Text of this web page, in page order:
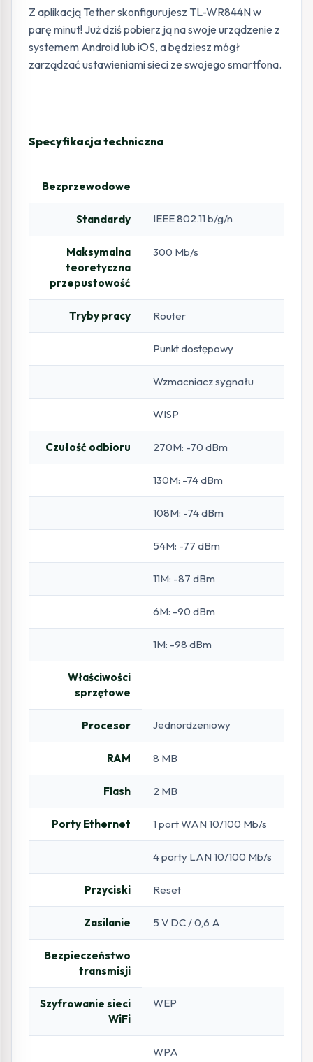
Z aplikacją Tether skonfigurujesz TL-WR844N w
parę minut! Już dziś pobierz ją na swoje urządzenie z
systemem Android lub iOS, a będziesz mógł
zarządzać ustawieniami sieci ze swojego smartfona.
Specyfikacja techniczna
Bezprzewodowe
Standardy IEEE 802.11 b/g/n
Maksymalna
teoretyczna
przepustowość
300 Mb/s
Tryby pracy Router
Punkt dostępowy
Wzmacniacz sygnału
WISP
Czułość odbioru 270M: -70 dBm
130M: -74 dBm
108M: -74 dBm
54M: -77 dBm
11M: -87 dBm
6M: -90 dBm
1M: -98 dBm
Właściwości
sprzętowe
Procesor Jednordzeniowy
RAM 8 MB
Flash 2 MB
Porty Ethernet 1 port WAN 10/100 Mb/s
4 porty LAN 10/100 Mb/s
Przyciski Reset
Zasilanie 5 V DC / 0,6 A
Bezpieczeństwo
transmisji
Szyfrowanie sieci
WiFi
WEP
WPA